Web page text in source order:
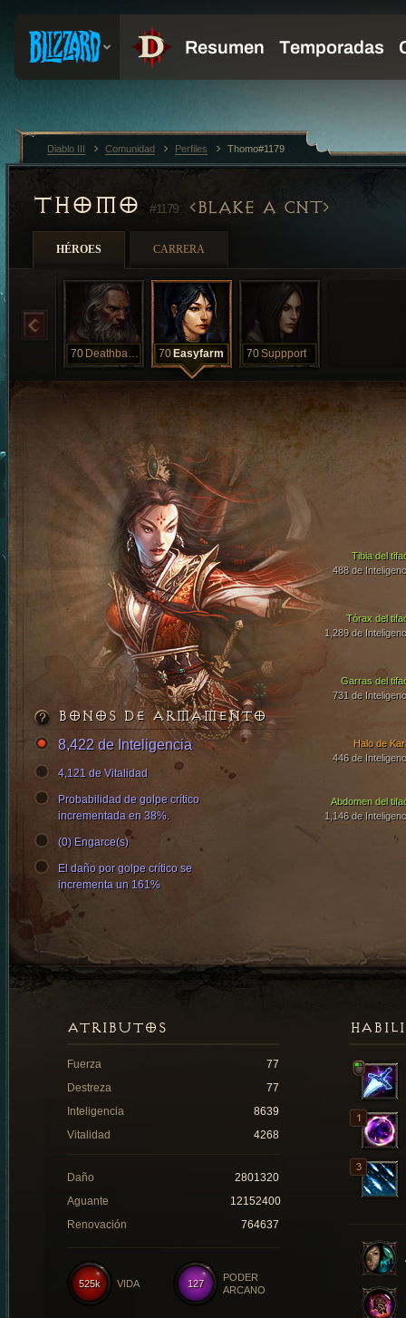
THOMO #1179 BLAKE A CNT
HÉROES CARRERA
70 Deathbane 70 Easyfarm 70Suppport
Tórax del
1,289 de
Garras del
731 de
Tibia del
488 de
Abdomen del
1,146 de
Halo de
446 de
BONOS DE ARMAMENTO
8,422 de Inteligencia
4,121 de Vitalidad
Probabilidad de golpe crítico
incrementada en 38%.
(0) Engarce(s)
El daño por golpe crítico se
incrementa un 161%
ATRIBUTOS
Fuerza
77
Destreza
77
Inteligencia
8639
Vitalidad
4268
Daño
2801320
Aguante
12152400
Renovación
764637
127
PODER
ARCANO
525k VIDA
Diablo III Comunidad Perfiles Thomo#1179